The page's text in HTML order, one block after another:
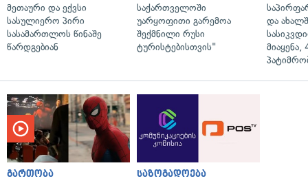
მეთაური და ექვსი
სასულიერო პირი
სასამართლოს წინაშე
წარდგებიან
საქართველოში
უარყოფითი გარემოა
შექმნილი რუსი
ტურისტებისთვის"
და
გართობა საზოგადოება